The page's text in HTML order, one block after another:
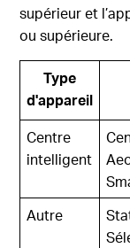
supérieur et
ou supérieure.
Type
d'appareil
Centre
intelligent
Autre